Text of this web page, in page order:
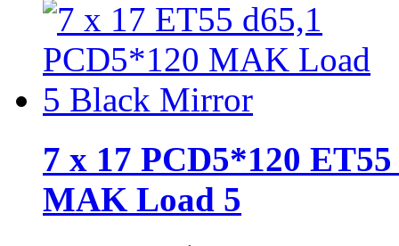
7 x 17 PCD5*120
MAK Load 5